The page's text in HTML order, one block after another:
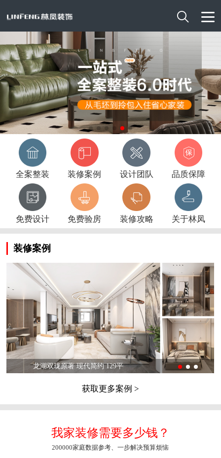

全案整装 装修案例 设计团队 品质保障
免费设计 免费验房 装修攻略 关于林凤
装修案例
龙湖双珑原著 现代简约 129平
获取更多案例 >
我家装修需要多少钱？
200000家庭数据参考、一步解决预算烦恼